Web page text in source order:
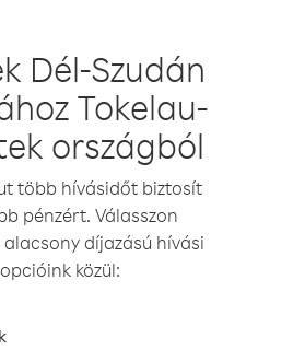
Dél-Szudán
Tokelau-
országból
több hívásidőt biztosít
pénzért. Válasszon
díjazású hívási
opcióink közül: